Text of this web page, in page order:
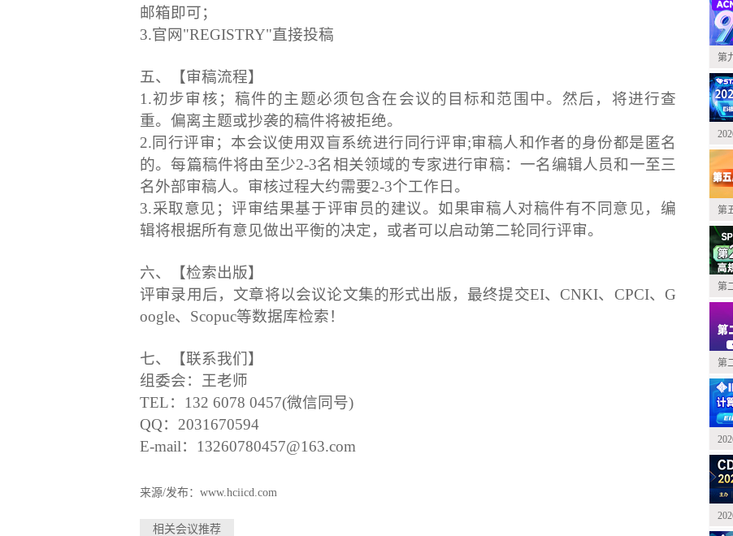
邮箱即可；
3.官网"REGISTRY"直接投稿
五、【审稿流程】
1.初步审核；稿件的主题必须包含在会议的目标和范围中。然后，将进行查
重。偏离主题或抄袭的稿件将被拒绝。
2.同行评审；本会议使用双盲系统进行同行评审;审稿人和作者的身份都是匿名
的。每篇稿件将由至少2-3名相关领域的专家进行审稿：一名编辑人员和一至三
名外部审稿人。审核过程大约需要2-3个工作日。
3.采取意见；评审结果基于评审员的建议。如果审稿人对稿件有不同意见，编
辑将根据所有意见做出平衡的决定，或者可以启动第二轮同行评审。
六、【检索出版】
评审录用后，文章将以会议论文集的形式出版，最终提交EI、CNKI、CPCI、G
oogle、Scopuc等数据库检索！
七、【联系我们】
组委会：王老师
TEL：132 6078 0457(微信同号)
QQ：2031670594
E-mail：13260780457@163.com
来源/发布：www.hciicd.com
相关会议推荐
第
第
第
第